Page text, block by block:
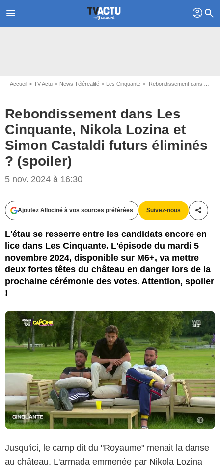
menu profil search
Accueil TV Actu News Télérealité Les Cinquante Rebondissement dans Les Cinquante, Nikola Lozina et Simon Castaldi futurs éliminés ? (spoiler)
Rebondissement dans Les
Cinquante, Nikola Lozina et
Simon Castaldi futurs éliminés
? (spoiler)
5 nov. 2024 à 16:30
Ajoutez Allociné à vos sources préférées Suivez-nous
L'étau se resserre entre les candidats encore en
lice dans Les Cinquante. L'épisode du mardi 5
novembre 2024, disponible sur M6+, va mettre
deux fortes têtes du château en danger lors de la
prochaine cérémonie des votes. Attention, spoiler
!
Jusqu'ici, le camp dit du "Royaume" menait la danse
au château. L'armada emmenée par Nikola Lozina